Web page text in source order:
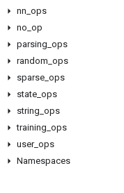
nn ops
no op
parsing ops
random ops
sparse ops
state ops
string ops
training ops
user_ ops
Namespaces